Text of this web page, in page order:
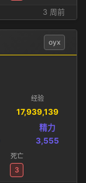
3 周前
oyx
经验
17,939,139
精力
3,555
死亡
3